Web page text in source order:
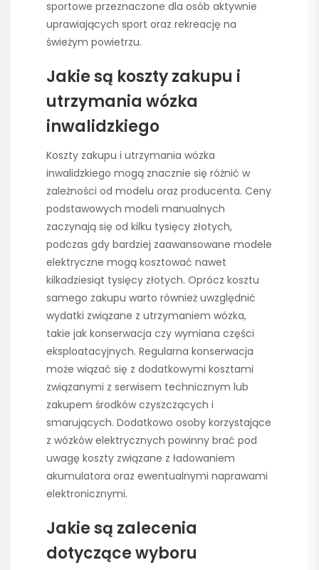
sportowe przeznaczone dla osób aktywnie
uprawiających sport oraz rekreację na
świeżym powietrzu.
Jakie są koszty zakupu i
utrzymania wózka
inwalidzkiego
Koszty zakupu i utrzymania wózka
inwalidzkiego mogą znacznie się różnić w
zależności od modelu oraz producenta. Ceny
podstawowych modeli manualnych
zaczynają się od kilku tysięcy złotych,
podczas gdy bardziej zaawansowane modele
elektryczne mogą kosztować nawet
kilkadziesiąt tysięcy złotych. Oprócz kosztu
samego zakupu warto również uwzględnić
wydatki związane z utrzymaniem wózka,
takie jak konserwacja czy wymiana części
eksploatacyjnych. Regularna konserwacja
może wiązać się z dodatkowymi kosztami
związanymi z serwisem technicznym lub
zakupem środków czyszczących i
smarujących. Dodatkowo osoby korzystające
z wózków elektrycznych powinny brać pod
uwagę koszty związane z ładowaniem
akumulatora oraz ewentualnymi naprawami
elektronicznymi.
Jakie są zalecenia
dotyczące wyboru